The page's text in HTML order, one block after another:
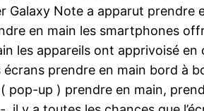
Galaxy Note a apparut prendre
en main les smartphones
les appareils ont apprivoisé
écrans prendre en main bord à
pop-up ) prendre en main,